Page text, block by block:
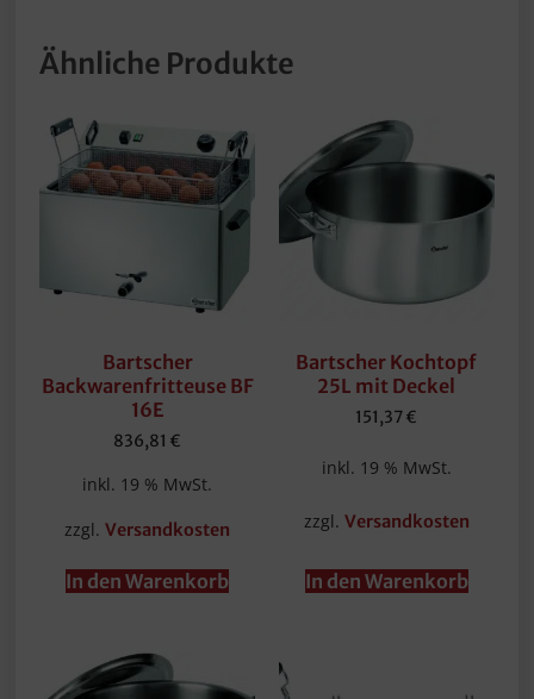
Ähnliche Produkte
Bartscher
Backwarenfritteuse BF
16E
836,81 €
inkl. 19 % MwSt.
zzgl.Versandkosten
In den Warenkorb
Bartscher Kochtopf
25L mit Deckel
151,37€
inkl. 19 % MwSt.
zzgl. Versandkosten
In den Warenkorb